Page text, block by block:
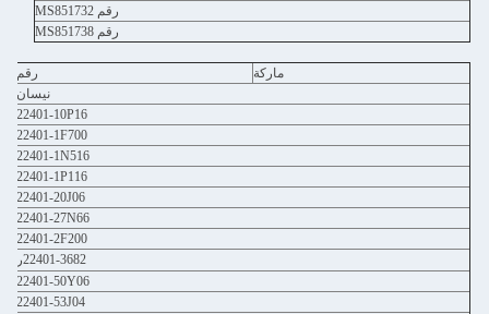
رقم MS851732
رقم MS851738
ماركة
رقم
نيسان
22401-10P16
22401-1F700
22401-1N516
22401-1P116
22401-20J06
22401-27N66
22401-2F200
22401-3682ر
22401-50Y06
22401-53J04